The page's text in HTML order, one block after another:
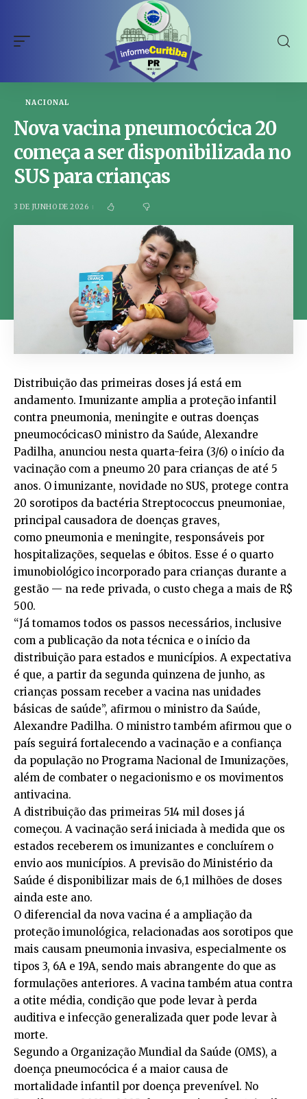
NACIONAL
Nova vacina pneumocócica 20
começa a ser disponibilizada no
SUS para crianças
3 DE JUNHO DE 2026
Distribuição das primeiras doses já está em
andamento. Imunizante amplia a proteção infantil
contra pneumonia, meningite e outras doenças
pneumocócicasO ministro da Saúde, Alexandre
Padilha, anunciou nesta quarta-feira (3/6) o início da
vacinação com a pneumo 20 para crianças de até 5
anos. O imunizante, novidade no SUS, protege contra
20 sorotipos da bactéria Streptococcus pneumoniae,
principal causadora de doenças graves,
como pneumonia e meningite, responsáveis por
hospitalizações, sequelas e óbitos. Esse é o quarto
imunobiológico incorporado para crianças durante a
gestão — na rede privada, o custo chega a mais de R$
500.
“Já tomamos todos os passos necessários, inclusive
com a publicação da nota técnica e o início da
distribuição para estados e municípios. A expectativa
é que, a partir da segunda quinzena de junho, as
crianças possam receber a vacina nas unidades
básicas de saúde”, afirmou o ministro da Saúde,
Alexandre Padilha. O ministro também afirmou que o
país seguirá fortalecendo a vacinação e a confiança
da população no Programa Nacional de Imunizações,
além de combater o negacionismo e os movimentos
antivacina.
A distribuição das primeiras 514 mil doses já
começou. A vacinação será iniciada à medida que os
estados receberem os imunizantes e concluírem o
envio aos municípios. A previsão do Ministério da
Saúde é disponibilizar mais de 6,1 milhões de doses
ainda este ano.
O diferencial da nova vacina é a ampliação da
proteção imunológica, relacionadas aos sorotipos que
mais causam pneumonia invasiva, especialmente os
tipos 3, 6A e 19A, sendo mais abrangente do que as
formulações anteriores. A vacina também atua contra
a otite média, condição que pode levar à perda
auditiva e infecção generalizada quer pode levar à
morte.
Segundo a Organização Mundial da Saúde (OMS), a
doença pneumocócica é a maior causa de
mortalidade infantil por doença prevenível. No